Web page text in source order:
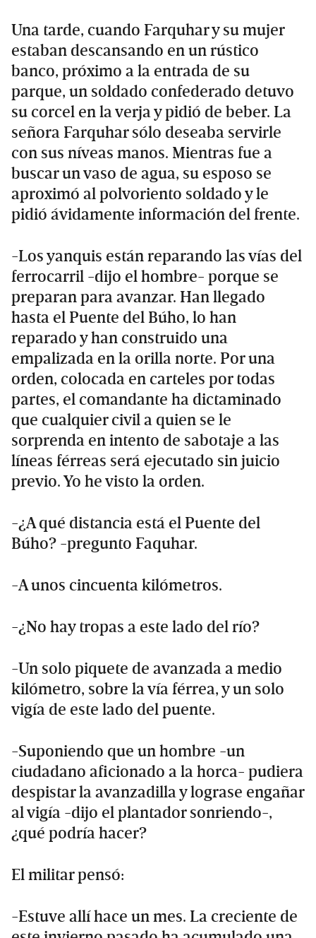
Una tarde, cuando Farquhar y su mujer
estaban descansando en un rústico
banco, próximo a la entrada de su
parque, un soldado confederado detuvo
su corcel en la verja y pidió de beber. La
señora Farquhar sólo deseaba servirle
con sus níveas manos. Mientras fue a
buscar un vaso de agua, su esposo se
aproximó al polvoriento soldado y le
pidió ávidamente información del frente.
-Los yanquis están reparando las vías del
ferrocarril -dijo el hombre- porque se
preparan para avanzar. Han llegado
hasta el Puente del Búho, lo han
reparado y han construido una
empalizada en la orilla norte. Por una
orden, colocada en carteles por todas
partes, el comandante ha dictaminado
que cualquier civil a quien se le
sorprenda en intento de sabotaje a las
líneas férreas será ejecutado sin juicio
previo. Yo he visto la orden.
-¿A qué distancia está el Puente del
Búho? -pregunto Faquhar.
-A unos cincuenta kilómetros.
-¿No hay tropas a este lado del río?
-Un solo piquete de avanzada a medio
kilómetro, sobre la vía férrea, y un solo
vigía de este lado del puente.
-Suponiendo que un hombre -un
ciudadano aficionado a la horca- pudiera
despistar la avanzadilla y lograse engañar
al vigía -dijo el plantador sonriendo-,
¿qué podría hacer?
El militar pensó:
-Estuve allí hace un mes. La creciente de